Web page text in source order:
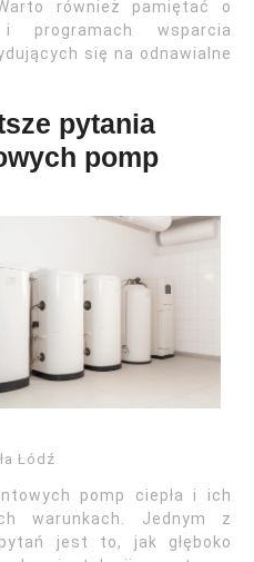
również pamiętać o
programach wsparcia
się na odnawialne
pytania
pomp
Łódź
pomp ciepła i ich
warunkach. Jednym z
jest to, jak głęboko